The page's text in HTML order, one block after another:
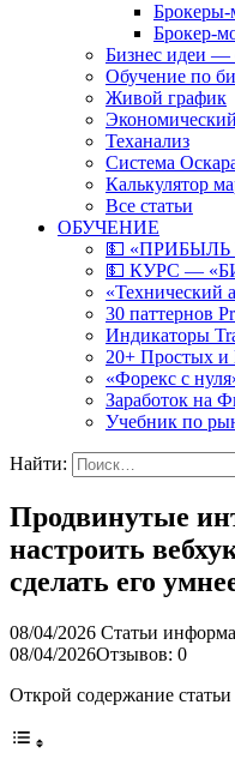
Брокер-
Бизнес идеи —
Обучение по
Живой график
Теханализ
Система
Калькулятор
Все статьи
ОБУЧЕНИЕ
💵 «ПРИБЫЛЬ
💵 КУРС —
«Технический
30 паттернов
Индикаторы
20+ Простых и
«Форекс с
Заработок
Учебник по
Найти:
Продвинутые
настроить
сделать его
08/04/2026 Статьи
08/04/2026Отзывов: 0
Открой содержание статьи